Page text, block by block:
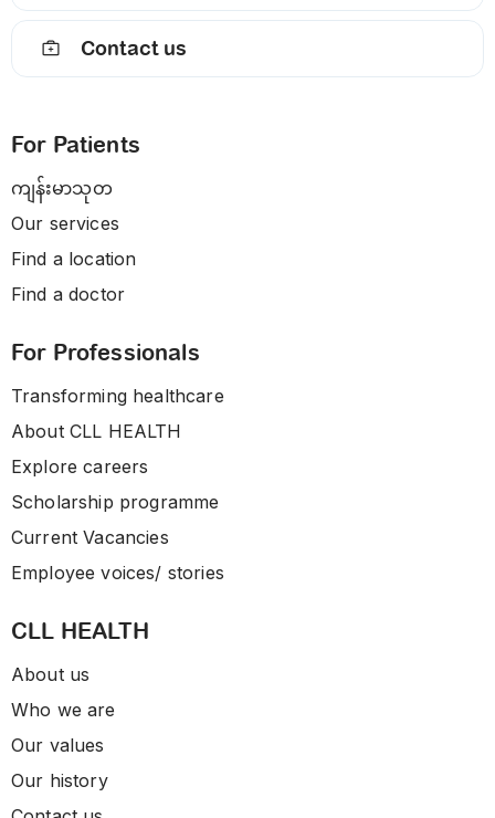
Contact us
For Patients
ကျန်းမာသုတ
Our services
Find a location
Find a doctor
For Professionals
Transforming healthcare
About CLL HEALTH
Explore careers
Scholarship programme
Current Vacancies
Employee voices/ stories
CLL HEALTH
About us
Who we are
Our values
Our history